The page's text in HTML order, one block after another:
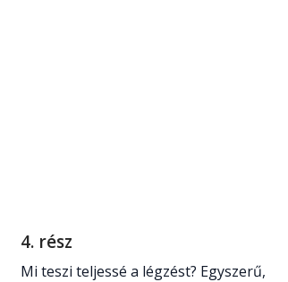
4. rész
Mi teszi teljessé a légzést? Egyszerű,